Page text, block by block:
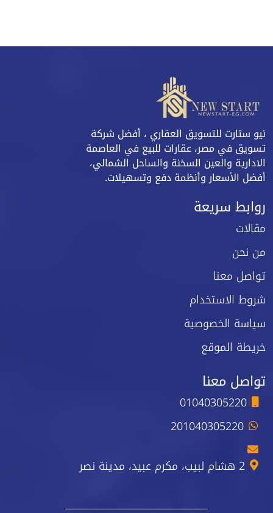
نيو ستارت للتسويق العقاري ، أفضل شركة
تسويق في مصر، عقارات للبيع في العاصمة
الادارية والعين السخنة والساحل الشمالي،
أفضل الأسعار وأنظمة دفع وتسهيلات.
روابط سريعة
مقالات
من نحن
تواصل معنا
شروط الاستخدام
سياسة الخصوصية
خريطة الموقع
تواصل معنا
01040305220
201040305220
2 هشام لبيب، مكرم عبيد، مدينة نصر